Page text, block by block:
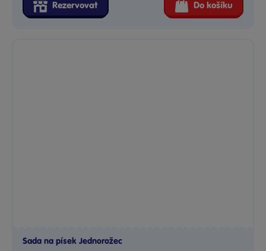
Rezervovat Do košíku
Sada na písek Jednorožec